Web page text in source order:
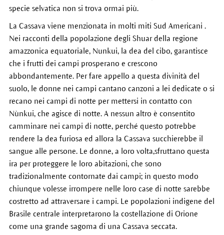
specie selvatica non si trova ormai più.
La Cassava viene menzionata in molti miti Sud Americani .
Nei racconti della popolazione degli Shuar della regione
amazzonica equatoriale, Nunkui, la dea del cibo, garantisce
che i frutti dei campi prosperano e crescono
abbondantemente. Per fare appello a questa divinità del
suolo, le donne nei campi cantano canzoni a lei dedicate o si
recano nei campi di notte per mettersi in contatto con
Nùnkui, che agisce di notte. A nessun altro è consentito
camminare nei campi di notte, perché questo potrebbe
rendere la dea furiosa ed allora la Cassava succhierebbe il
sangue alle persone. Le donne, a loro volta,sfruttano questa
ira per proteggere le loro abitazioni, che sono
tradizionalmente contornate dai campi; in questo modo
chiunque volesse irrompere nelle loro case di notte sarebbe
costretto ad attraversare i campi. Le popolazioni indigene del
Brasile centrale interpretarono la costellazione di Orione
come una grande sagoma di una Cassava seccata.